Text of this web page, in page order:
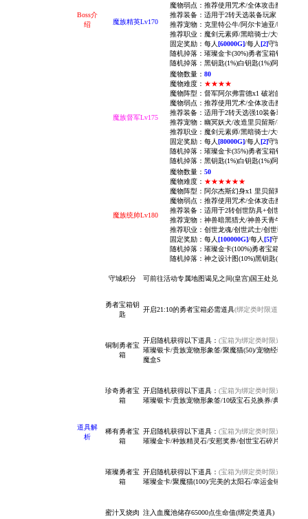
Boss介
绍
魔族精英Lv170
魔物弱点：推荐使用咒术/全体攻击魔法无效/
推荐装备：适用于2转天选装备玩家
推荐宠物： 克里特公牛/阿尔卡迪亚/暗影/
推荐职业：魔剑元素师/黑暗骑士/大祭司
固定奖励：每人 [60000G]/每人 [2]守城积分
随机掉落： 璀璨金卡(30%)勇者宝箱钥匙
随机掉落：黑钥匙(1%)白钥匙(1%)阿尔卡迪亚
魔族督军Lv175
魔物数量： 80
魔物难度： ★★★★
魔物阵型： 督军阿尔弗雷德x1 破岩的赛斯x1
魔物弱点：推荐使用咒术/全体攻击魔法无效/
推荐装备：适用于2转天选强10装备玩家
推荐宠物： 幽冥妖犬/改造里贝留斯/改造巴洛
推荐职业：魔剑元素师/黑暗骑士/大祭司
固定奖励：每人 [80000G]/每人 [2]守城积分
随机掉落： 璀璨金卡(35%)勇者宝箱钥匙
随机掉落：黑钥匙(1%)白钥匙(1%)阿尔卡迪亚
魔族统帅Lv180
魔物数量： 50
魔物难度： ★★★★★★
魔物阵型： 阿尔杰斯幻身x1 里贝留斯x1 佛利
魔物弱点：推荐使用咒术/全体攻击魔法无效/
推荐装备：适用于2转创世防具+创世宝石强
推荐宠物： 神兽暗黑猎犬/神兽天青牛蟒/神兽
推荐职业：创世龙魂/创世武士/创世骑士/创世
固定奖励：每人 [100000G]/每人 [5]守城积分
随机掉落： 璀璨金卡(100%)勇者宝箱钥匙
随机掉落： 神之设计图(10%)黑钥匙(1%)白钥
道具解
析
守城积分 可前往活动专属地图谒见之间(皇宫)国王处兑换奖励
勇者宝箱钥
匙
开启21:10的勇者宝箱必需道具(绑定类时限道具)
铜制勇者宝
箱
开启随机获得以下道具： (宝箱为绑定类时限道具)
璀璨银卡/贵族宠物形象签/聚魔猫(50)/宠物经验卡
魔盒S
珍奇勇者宝
箱
开启随机获得以下道具： (宝箱为绑定类时限道具)
璀璨银卡/贵族宠物形象签/10级宝石兑换券/典范形象
稀有勇者宝
箱
开启随机获得以下道具： (宝箱为绑定类时限道具)
璀璨金卡/种族精灵石/安慰奖券/创世宝石碎片/符文重
璀璨勇者宝
箱
开启随机获得以下道具： (宝箱为绑定类时限道具)
璀璨金卡/聚魔猫(100)/完美的太阳石/幸运金锤/黑曜
蜜汁叉烧肉 注入血魔池储存65000点生命值(绑定类道具)